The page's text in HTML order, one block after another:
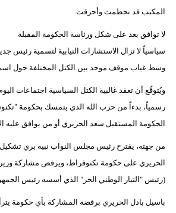
المكتب قد تحطمت وأحرقت.
لا توافق بعد على شكل ورئاسة الحكومة المقبلة
سياسياً لا تزال الاستشارات النيابية لتسمية رئيس
وسط غياب موقف موحد بين الكتل المختلفة حول اسم
ويُتوقّع أن تعقد غالبية الكتل السياسية اجتماعات
رسمياً، بدءاً من حزب الله الذي يتمسك بحكومة
الحكومة المستقيل سعد الحريري أو من يوافق عليه
من جهته، يقترح رئيس مجلس النواب نبيه بري
الحريري على حكومة تكنوقراط، ويرفض مشاركة وزير
(رئيس "التيار الوطني الحر" الذي أسسه رئيس
باسيل بادل الحريري برفضه المشاركة بأي حكومة